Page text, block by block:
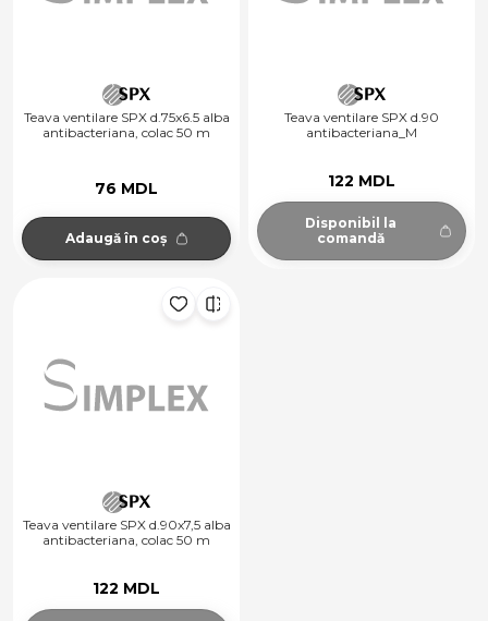
Teava ventilare SPX d.75x6.5 alba
antibacteriana, colac 50 m
76 MDL
Adaugă în coș
Teava ventilare SPX d.90
antibacteriana_M
122 MDL
Disponibil la
comandă
Teava ventilare SPX d.90x7,5 alba
antibacteriana, colac 50 m
122 MDL